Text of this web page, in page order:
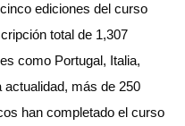
ediciones del curso
total de 1,307
como Portugal, Italia,
actualidad, más de 250
han completado el curso